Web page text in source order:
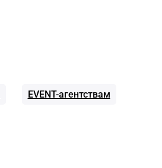
EVENT-агентствам